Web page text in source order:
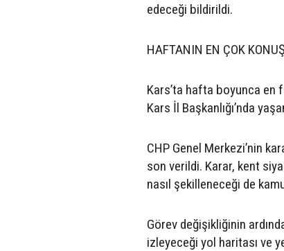
edeceği bildirildi.
HAFTANIN EN ÇOK
Kars’ta hafta boyunca en
Kars İl Başkanlığı’nda
CHP Genel Merkezi’nin
son verildi. Karar, kent
nasıl şekilleneceği de
Görev değişikliğinin
izleyeceği yol haritası ve